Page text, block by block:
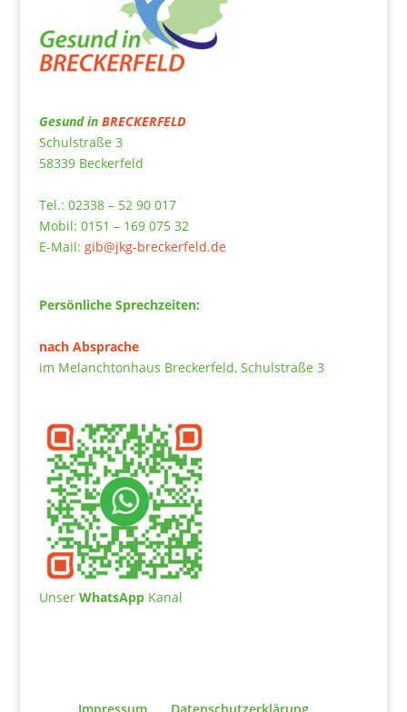
Gesund in BRECKERFELD
Schulstraße 3
58339 Beckerfeld
Tel.: 02338 – 52 90 017
Mobil: 0151 – 169 075 32
E-Mail: gib@jkg-breckerfeld.de
Persönliche Sprechzeiten:
nach Absprache
im Melanchtonhaus Breckerfeld, Schulstraße 3
Unser WhatsAppKanal